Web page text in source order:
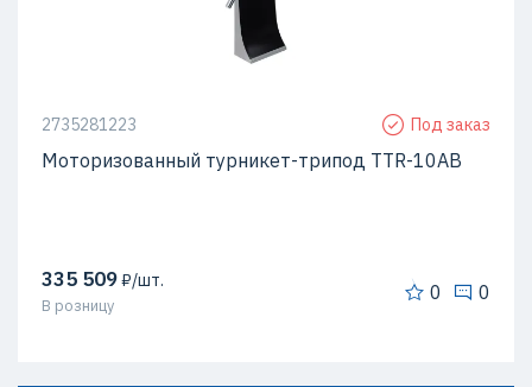
2735281223 Под заказ
Моторизованный турникет-трипод TTR-10АB
335 509₽/шт.
В розницу
0 0